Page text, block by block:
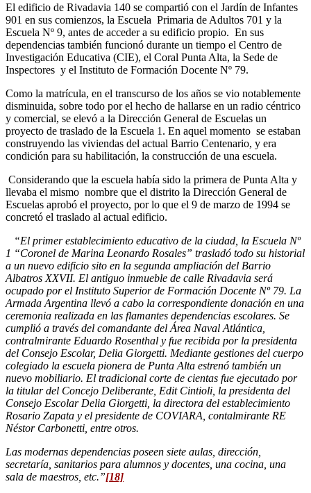
El edificio de Rivadavia 140 se compartió con el Jardín de Infantes
901 en sus comienzos, la Escuela Primaria de Adultos 701 y la
Escuela Nº 9, antes de acceder a su edificio propio. En sus
dependencias también funcionó durante un tiempo el Centro de
Investigación Educativa (CIE), el Coral Punta Alta, la Sede de
Inspectores y el Instituto de Formación Docente Nº 79.
Como la matrícula, en el transcurso de los años se vio notablemente
disminuida, sobre todo por el hecho de hallarse en un radio céntrico
y comercial, se elevó a la Dirección General de Escuelas un
proyecto de traslado de la Escuela 1. En aquel momento se estaban
construyendo las viviendas del actual Barrio Centenario, y era
condición para su habilitación, la construcción de una escuela.
Considerando que la escuela había sido la primera de Punta Alta y
llevaba el mismo nombre que el distrito la Dirección General de
Escuelas aprobó el proyecto, por lo que el 9 de marzo de 1994 se
concretó el traslado al actual edificio.
“El primer establecimiento educativo de la ciudad, la Escuela Nº
1 “Coronel de Marina Leonardo Rosales” trasladó todo su historial
a un nuevo edificio sito en la segunda ampliación del Barrio
Albatros XXVII. El antiguo inmueble de calle Rivadavia será
ocupado por el Instituto Superior de Formación Docente Nº 79. La
Armada Argentina llevó a cabo la correspondiente donación en una
ceremonia realizada en las flamantes dependencias escolares. Se
cumplió a través del comandante del Área Naval Atlántica,
contralmirante Eduardo Rosenthal y fue recibida por la presidenta
del Consejo Escolar, Delia Giorgetti. Mediante gestiones del cuerpo
colegiado la escuela pionera de Punta Alta estrenó también un
nuevo mobiliario. El tradicional corte de cientas fue ejecutado por
la titular del Concejo Deliberante, Edit Cintioli, la presidenta del
Consejo Escolar Delia Giorgetti, la directora del establecimiento
Rosario Zapata y el presidente de COVIARA, contalmirante RE
Néstor Carbonetti, entre otros.
Las modernas dependencias poseen siete aulas, dirección,
secretaría, sanitarios para alumnos y docentes, una cocina, una
sala de maestros, etc.”[18]